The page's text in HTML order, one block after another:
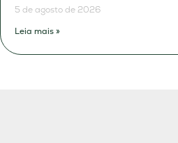
5 de agosto de 2026
Leia mais »